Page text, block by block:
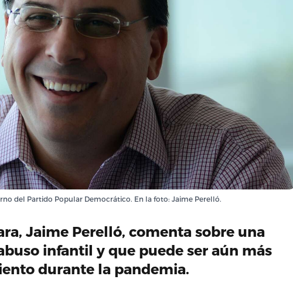
del Partido Popular Democrático. En la foto: Jaime Perelló.
Jaime Perelló, comenta sobre una
infantil y que puede ser aún más
durante la pandemia.